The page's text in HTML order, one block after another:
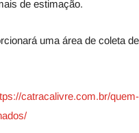
de estimação.
uma área de coleta
catracalivre.com.br/